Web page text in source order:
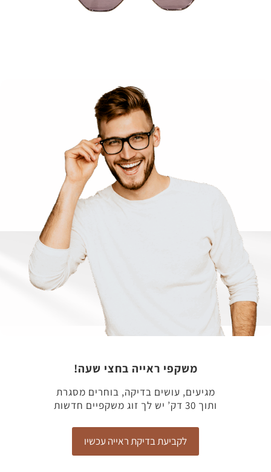
משקפי ראייה בחצי שעה!
מגיעים, עושים בדיקה, בוחרים מסגרת
ותוך 30 דק’ יש לך זוג משקפיים חדשות
לקביעת בדיקת ראייה עכשיו